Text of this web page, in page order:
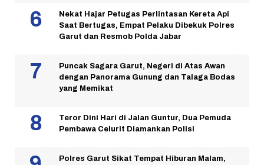
Nekat Hajar Petugas Perlintasan Kereta Api
Saat Bertugas, Empat Pelaku Dibekuk Polres
Garut dan Resmob Polda Jabar
Puncak Sagara Garut, Negeri di Atas Awan
dengan Panorama Gunung dan Talaga Bodas
yang Memikat
Teror Dini Hari di Jalan Guntur, Dua Pemuda
Pembawa Celurit Diamankan Polisi
Polres Garut Sikat Tempat Hiburan Malam,